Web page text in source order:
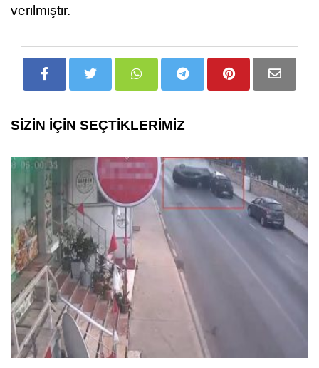
verilmiştir.
SİZİN İÇİN SEÇTİKLERİMİZ